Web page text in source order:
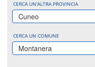
CERCA UN'ALTRA PROVINCIA
Cuneo
CERCA UN COMUNE
Montanera